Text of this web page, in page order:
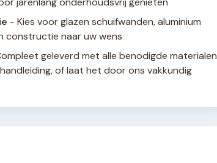
- Kies voor glazen schuifwanden, aluminium
constructie naar uw wens
geleverd met alle benodigde materialen
of laat het door ons vakkundig